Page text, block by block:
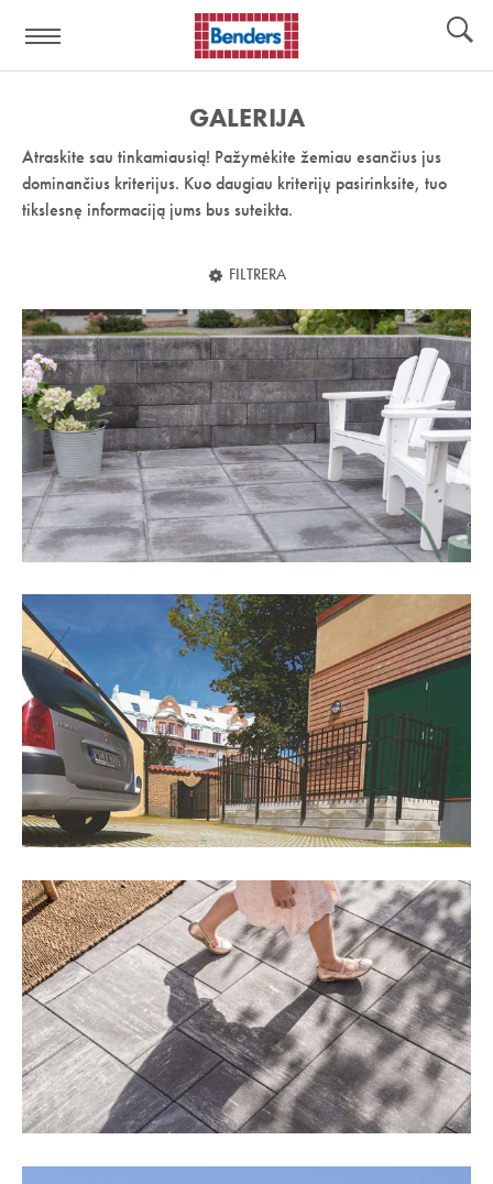
nuoroda:
GALERIJA
Atraskite sau tinkamiausią! Pažymėkite žemiau esančius jus
dominančius kriterijus. Kuo daugiau kriterijų pasirinksite, tuo
tikslesnę informaciją jums bus suteikta.
FILTRERA